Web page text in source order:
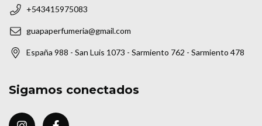
+543415975083
guapaperfumeria@gmail.com
España 988 - San Luis 1073 - Sarmiento 762 - Sarmiento 478
Sigamos conectados